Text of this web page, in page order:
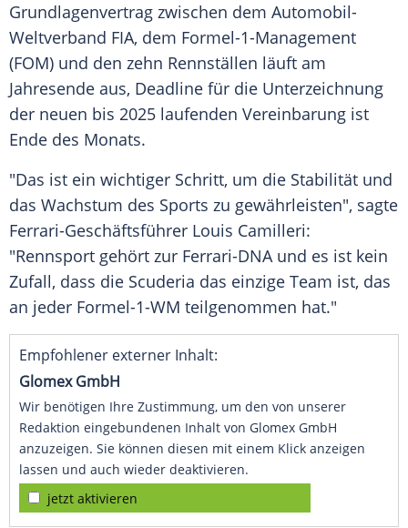
Grundlagenvertrag zwischen dem Automobil-
Weltverband FIA, dem Formel-1-Management
(FOM) und den zehn Rennställen läuft am
Jahresende aus, Deadline für die Unterzeichnung
der neuen bis 2025 laufenden Vereinbarung ist
Ende des Monats.
"Das ist ein wichtiger Schritt, um die Stabilität und
das Wachstum des Sports zu gewährleisten", sagte
Ferrari-Geschäftsführer Louis Camilleri:
"Rennsport gehört zur Ferrari-DNA und es ist kein
Zufall, dass die Scuderia das einzige Team ist, das
an jeder Formel-1-WM teilgenommen hat."
Empfohlener externer Inhalt:
Glomex GmbH
Wir benötigen Ihre Zustimmung, um den von unserer
Redaktion eingebundenen Inhalt von Glomex GmbH
anzuzeigen. Sie können diesen mit einem Klick anzeigen
lassen und auch wieder deaktivieren.
jetzt aktivieren